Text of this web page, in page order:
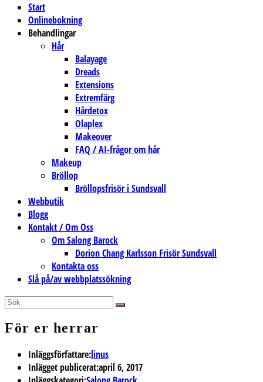
Start
Onlinebokning
Behandlingar
Hår
Balayage
Dreads
Extensions
Extremfärg
Hårdetox
Olaplex
Makeover
FAQ / AI-frågor om hår
Makeup
Bröllop
Bröllopsfrisör i Sundsvall
Webbutik
Blogg
Kontakt / Om Oss
Om Salong Barock
Dorion Chang Karlsson Frisör Sundsvall
Kontakta oss
Slå på/av webbplatssökning
För er herrar
Inläggsförfattare:linus
Inlägget publicerat:april 6, 2017